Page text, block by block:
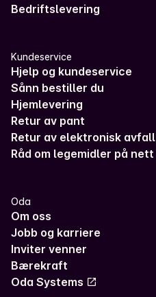
Bedriftslevering
Kundeservice
Hjelp og kundeservice
Sånn bestiller du
Hjemlevering
Retur av pant
Retur av elektronisk avfall
Råd om legemidler på nett
Oda
Om oss
Jobb og karriere
Inviter venner
Bærekraft
Oda Systems